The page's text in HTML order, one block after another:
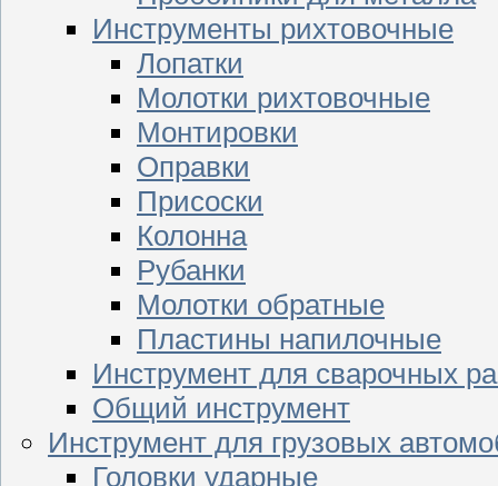
Инструменты рихтовочные
Лопатки
Молотки рихтовочные
Монтировки
Оправки
Присоски
Колонна
Рубанки
Молотки обратные
Пластины напилочные
Инструмент для сварочных
Общий инструмент
Инструмент для грузовых
Головки ударные